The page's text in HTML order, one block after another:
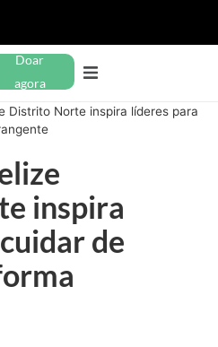
Doar
agora
Distrito Norte inspira líderes para
inspira
de